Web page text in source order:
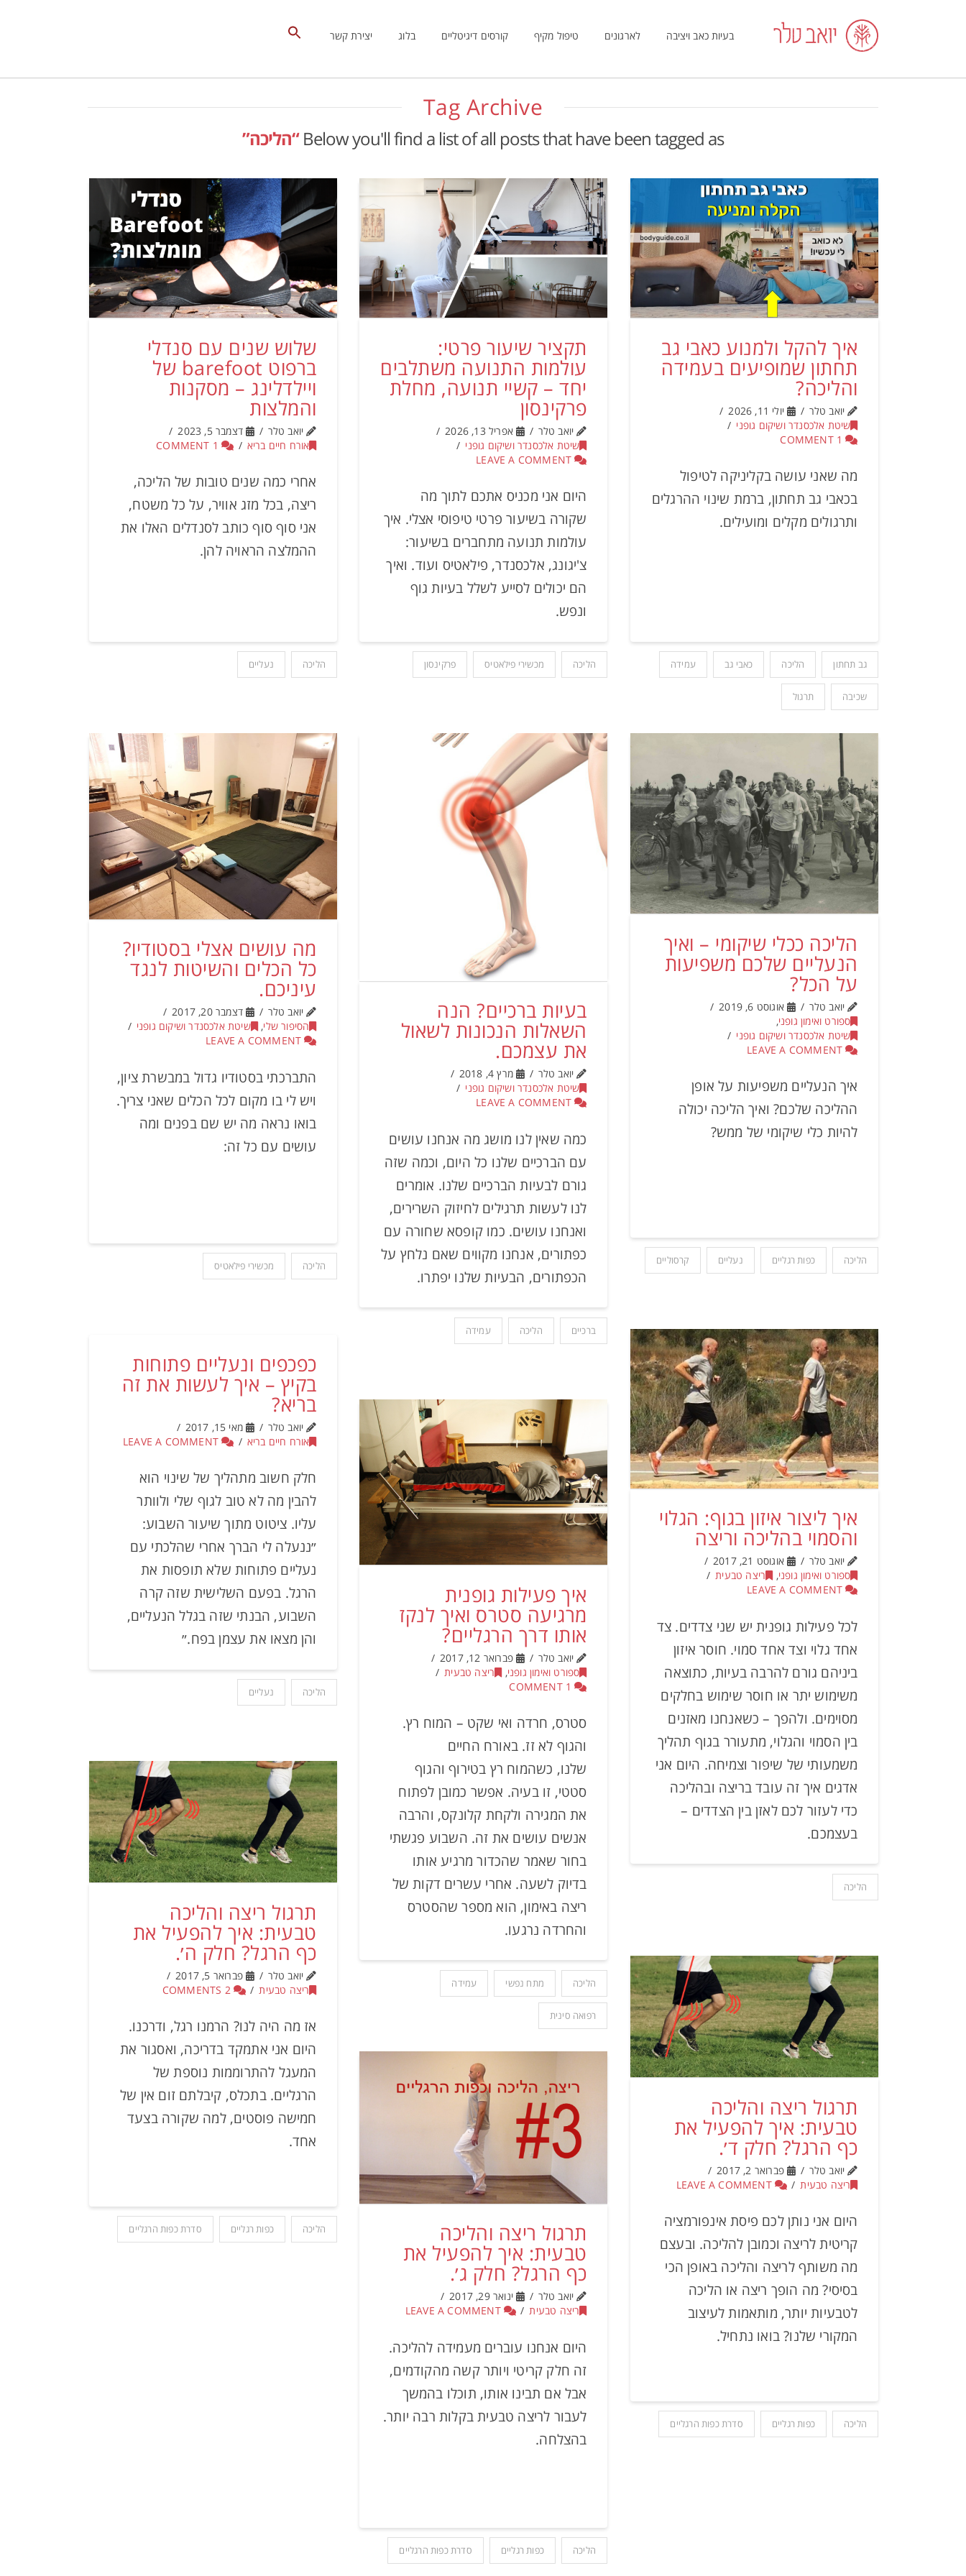
בעיות כאב ויציבה לארגונים טיפול מקיף קורסים דיגיטליים בלוג יצירת קשר
Search
for:
Search Button
Tag Archive
Below you'll find a list of all posts that have been tagged as “הליכה”
איך להקל ולמנוע כאבי גב
תחתון שמופיעים בעמידה
והליכה?
יואב טלר
יולי 11, 2026
שיטת אלכסנדר ושיקום גופני
1 COMMENT
מה שאני עושה בקליניקה לטיפול
בכאבי גב תחתון, ברמת שינוי ההרגלים
ותרגולים מקלים ומועילים.
גב תחתון הליכה כאבי גב עמידה
שכיבה תרגול
תקציר שיעור פרטי:
עולמות התנועה משתלבים
יחד – קשיי תנועה, מחלת
פרקינסון
יואב טלר
אפריל 13, 2026
שיטת אלכסנדר ושיקום גופני
LEAVE A COMMENT
היום אני מכניס אתכם לתוך מה
שקורה בשיעור פרטי טיפוסי אצלי. איך
עולמות תנועה מתחברים בשיעור:
צ'יגונג, אלכסנדר, פילאטיס ועוד. ואיך
הם יכולים לסייע לשלל בעיות גוף
ונפש.
הליכה מכשירי פילאטיס פרקינסון
שלוש שנים עם סנדלי
ברפוט barefoot של
ויילדלינג – מסקנות
והמלצות
יואב טלר
דצמבר 5, 2023
אורח חיים בריא
1 COMMENT
אחרי כמה שנים טובות של הליכה,
ריצה, בכל מזג אוויר, על כל משטח,
אני סוף סוף כותב לסנדלים האלו את
ההמלצה הראויה להן.
הליכה נעליים
הליכה ככלי שיקומי – ואיך
הנעליים שלכם משפיעות
על הכל?
יואב טלר
אוגוסט 6, 2019
ספורט ואימון גופני,
שיטת אלכסנדר ושיקום גופני
LEAVE A COMMENT
איך הנעליים משפיעות על אופן
ההליכה שלכם? ואיך הליכה יכולה
להיות כלי שיקומי של ממש?
הליכה כפות רגליים נעליים קרסוליים
בעיות ברכיים? הנה
השאלות הנכונות לשאול
את עצמכם.
יואב טלר
מרץ 4, 2018
שיטת אלכסנדר ושיקום גופני
LEAVE A COMMENT
כמה שאין לנו מושג מה אנחנו עושים
עם הברכיים שלנו כל היום, וכמה שזה
גורם לבעיות הברכיים שלנו. אומרים
לנו לעשות תרגילים לחיזוק השרירים,
ואנחנו עושים. כמו קופסא שחורה עם
כפתורים, אנחנו מקווים שאם נלחץ על
הכפתורים, הבעיות שלנו יפתרו.
ברכיים הליכה עמידה
מה עושים אצלי בסטודיו?
כל הכלים והשיטות לנגד
עיניכם.
יואב טלר
דצמבר 20, 2017
הסיפור שלי, שיטת אלכסנדר ושיקום גופני
LEAVE A COMMENT
התברכתי בסטודיו גדול במבשרת ציון,
ויש לי בו מקום לכל הכלים שאני צריך.
בואו נראה מה יש שם בפנים ומה
עושים עם כל זה:
הליכה מכשירי פילאטיס
איך ליצור איזון בגוף: הגלוי
והסמוי בהליכה וריצה
יואב טלר
אוגוסט 21, 2017
ספורט ואימון גופני, ריצה טבעית
LEAVE A COMMENT
לכל פעילות גופנית יש שני צדדים. צד
אחד גלוי וצד אחד סמוי. חוסר איזון
ביניהם גורם להרבה בעיות, כתוצאה
משימוש יתר או חוסר שימוש בחלקים
מסוימים. ולהפך – כשאנחנו מאזנים
בין הסמוי והגלוי, מתעורר בגוף תהליך
משמעותי של שיפור וצמיחה. היום אני
אדגים איך זה עובד בריצה ובהליכה
כדי לעזור לכם לאזן בין הצדדים –
בעצמכם.
הליכה
כפכפים ונעליים פתוחות
בקיץ – איך לעשות את זה
בריא?
יואב טלר
מאי 15, 2017
אורח חיים בריא
LEAVE A COMMENT
חלק חשוב מתהליך של שינוי הוא
להבין מה לא טוב לגוף שלי ולוותר
עליו. ציטוט מתוך שיעור השבוע:
״ננעלה לי הברך אחרי שהלכתי עם
נעליים פתוחות שלא תופסות את
הרגל. בפעם השלישית שזה קרה
השבוע, הבנתי שזה בגלל הנעליים,
והן מצאו את עצמן בפח.״
הליכה נעליים
איך פעילות גופנית
מרגיעה סטרס ואיך לנקז
אותו דרך הרגליים?
יואב טלר
פברואר 12, 2017
ספורט ואימון גופני, ריצה טבעית
1 COMMENT
סטרס, חרדה ואי שקט – המוח רץ.
והגוף לא זז. באורח החיים
שלנו, כשהמוח רץ בטירוף והגוף
סטטי, זו בעיה. אפשר כמובן לפתוח
את המגירה ולקחת קלונקס, והרבה
אנשים עושים את זה. השבוע פגשתי
בחור שאמר שהכדור מרגיע אותו
בדיוק לשעה. אחרי עשרים דקות של
ריצה באימון, הוא מספר שהסטרס
והחרדה נרגעו.
הליכה מתח נפשי עמידה
רפואה סינית
תרגול ריצה והליכה
טבעית: איך להפעיל את
כף הרגל? חלק ה׳.
יואב טלר
פברואר 5, 2017
ריצה טבעית
2 COMMENTS
אז מה היה לנו? הרמנו רגל, ודרכנו.
היום אני אתמקד בדריכה, ואסגור את
המעגל להתרוממות נוספת של
הרגליים. בתכלס, קיבלתם זום אין של
חמישה פוסטים, למה שקורה בצעד
אחד.
הליכה כפות רגליים סדרת כפות הרגליים
תרגול ריצה והליכה
טבעית: איך להפעיל את
כף הרגל? חלק ד׳.
יואב טלר
פברואר 2, 2017
ריצה טבעית
LEAVE A COMMENT
היום אני נותן לכם פיסת אינפורמציה
קריטית לריצה וכמובן להליכה. ובעצם
מה משותף לריצה והליכה באופן הכי
בסיסי? מה הופך ריצה או הליכה
לטבעיות יותר, מותאמות לעיצוב
המקורי שלנו? בואו נתחיל.
הליכה כפות רגליים סדרת כפות הרגליים
תרגול ריצה והליכה
טבעית: איך להפעיל את
כף הרגל? חלק ג׳.
יואב טלר
ינואר 29, 2017
ריצה טבעית
LEAVE A COMMENT
היום אנחנו עוברים מעמידה להליכה.
זה חלק קריטי ויותר קשה מהקודמים,
אבל אם תבינו אותו, תוכלו בהמשך
לעבור לריצה טבעית בקלות רבה יותר.
בהצלחה.
הליכה כפות רגליים סדרת כפות הרגליים